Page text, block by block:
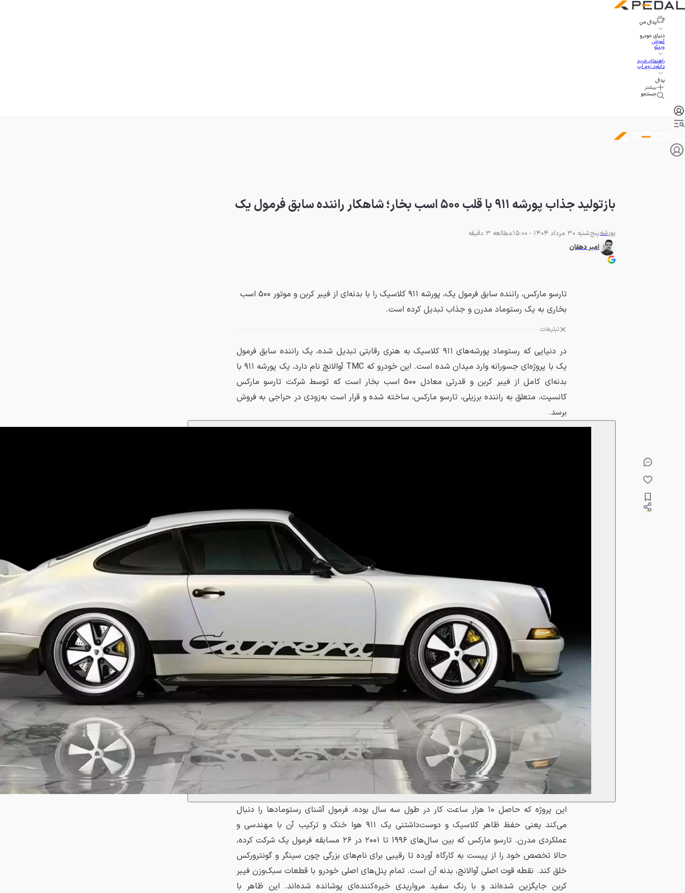
پدال من
دنیای خودرو
آموزش
ویدئو
راهنمای خرید
دانلود زوم اپ
پدال
بیشتر
جستجو
بازتولید جذاب پورشه ۹۱۱ با قلب ۵۰۰ اسب بخار؛ شاهکار راننده سابق فرمول یک
پورشهپنج‌شنبه 30 مرداد 1404 - 15:00
مطالعه 3 دقیقه
امیر دهقان
تارسو مارکس، راننده سابق فرمول یک، پورشه ۹۱۱ کلاسیک را با بدنه‌ای از فیبر کربن و موتور ۵۰۰ اسب
بخاری به یک رستوماد مدرن و جذاب تبدیل کرده است.
تبلیغات
در دنیایی که رستوماد پورشه‌های ۹۱۱ کلاسیک به هنری رقابتی تبدیل شده، یک راننده سابق فرمول
یک با پروژه‌ای جسورانه وارد میدان شده است. این خودرو که TMC آوالانچ نام دارد، یک پورشه ۹۱۱ با
بدنه‌ای کامل از فیبر کربن و قدرتی معادل ۵۰۰ اسب بخار است که توسط شرکت تارسو مارکس
کانسپت، متعلق به راننده برزیلی، تارسو مارکس، ساخته شده و قرار است به‌زودی در حراجی به فروش
برسد.
این پروژه که حاصل ۱۰ هزار ساعت کار در طول سه سال بوده، فرمول آشنای رستومادها را دنبال
می‌کند یعنی حفظ ظاهر کلاسیک و دوست‌داشتنی یک ۹۱۱ هوا خنک و ترکیب آن با مهندسی و
عملکردی مدرن. تارسو مارکس که بین سال‌های ۱۹۹۶ تا ۲۰۰۱ در ۲۶ مسابقه فرمول یک شرکت کرده،
حالا تخصص خود را از پیست به کارگاه آورده تا رقیبی برای نام‌های بزرگی چون سینگر و گونترورکس
خلق کند. نقطه قوت اصلی آوالانچ، بدنه آن است. تمام پنل‌های اصلی خودرو با قطعات سبک‌وزن فیبر
کربن جایگزین شده‌اند و با رنگ سفید مرواریدی خیره‌کننده‌ای پوشانده شده‌اند. این ظاهر با